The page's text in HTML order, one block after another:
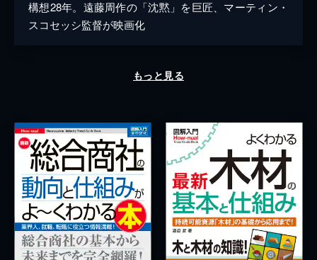
構想28年。遠藤周作の「沈黙」を巨匠、マーティン・
スコセッシ監督が映画化
もっと見る